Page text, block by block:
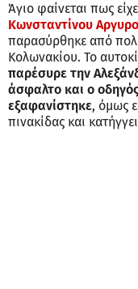
Άγιο φαίνεται πως
Κωνσταντίνου
παρασύρθηκε από
Κολωνακίου. Το
παρέσυρε την
άσφαλτο και ο
εξαφανίστηκε, όμως
πινακίδας και